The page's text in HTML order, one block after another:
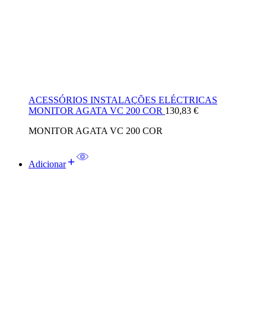
ACESSÓRIOS INSTALAÇÕES ELÉCTRICAS
MONITOR AGATA VC 200 COR 130,83 €
MONITOR AGATA VC 200 COR
Adicionar